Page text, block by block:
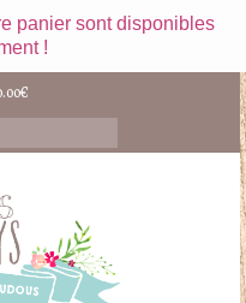
panier sont disponibles
!
€